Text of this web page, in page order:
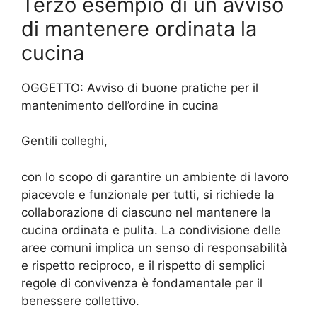
di mantenere ordinata la
cucina
OGGETTO: Avviso di buone pratiche per il
mantenimento dell’ordine in cucina
Gentili colleghi,
con lo scopo di garantire un ambiente di lavoro
piacevole e funzionale per tutti, si richiede la
collaborazione di ciascuno nel mantenere la
cucina ordinata e pulita. La condivisione delle
aree comuni implica un senso di responsabilità
e rispetto reciproco, e il rispetto di semplici
regole di convivenza è fondamentale per il
benessere collettivo.